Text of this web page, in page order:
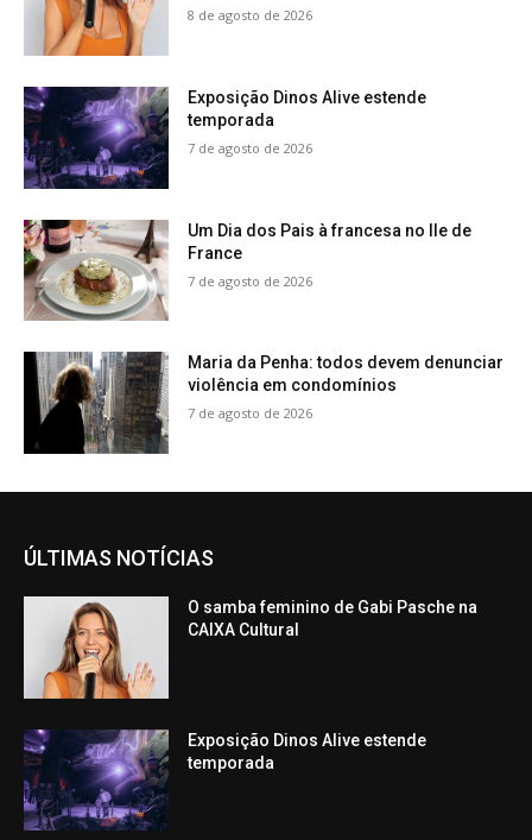
8 de agosto de 2026
Exposição Dinos Alive estende
temporada
7 de agosto de 2026
Um Dia dos Pais à francesa no Ile de
France
7 de agosto de 2026
Maria da Penha: todos devem denunciar
violência em condomínios
7 de agosto de 2026
ÚLTIMAS NOTÍCIAS
O samba feminino de Gabi Pasche na
CAIXA Cultural
Exposição Dinos Alive estende
temporada